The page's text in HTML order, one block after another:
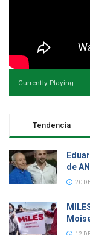
Currently Playing
Tendencia
de
20